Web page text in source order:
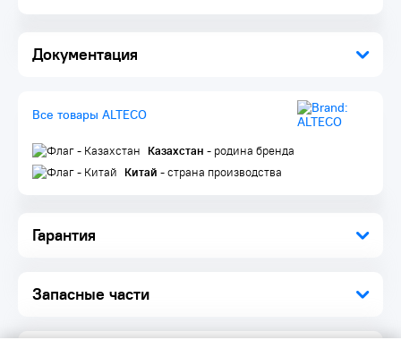
Документация
Гарантия
Запасные части
Все товары ALTECO
Казахстан - родина бренда
Китай - страна производства